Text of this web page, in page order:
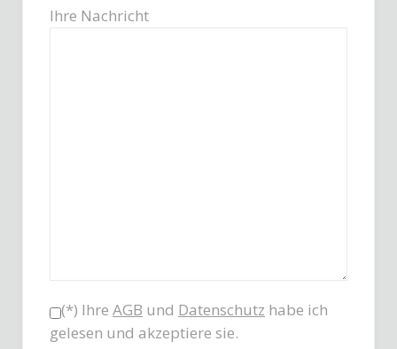
Ihre Nachricht
(*) Ihre AGB und Datenschutz habe ich
gelesen und akzeptiere sie.